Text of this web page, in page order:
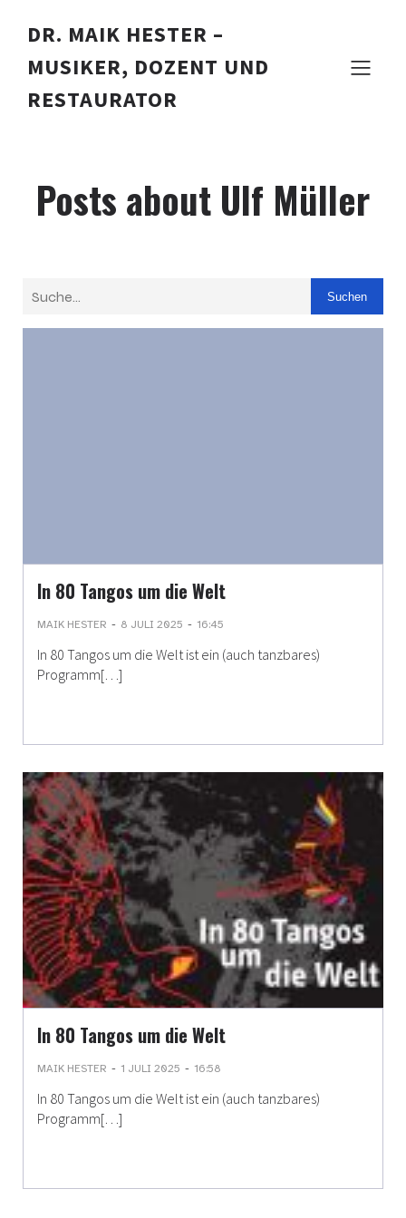
DR. MAIK HESTER –
MUSIKER, DOZENT UND
RESTAURATOR
Posts about Ulf Müller
Suchen
In 80 Tangos um die Welt
MAIK HESTER - 8 JULI 2025 - 16:45
In 80 Tangos um die Welt ist ein (auch tanzbares)
Programm[…]
In 80 Tangos um die Welt
MAIK HESTER - 1 JULI 2025 - 16:58
In 80 Tangos um die Welt ist ein (auch tanzbares)
Programm[…]